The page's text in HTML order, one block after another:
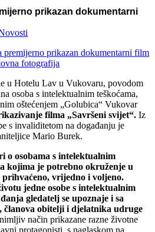
prikazan dokumentarni
u Hotelu Lav u Vukovaru, povodom
osoba s intelektualnim teškoćama,
oštećenjem „Golubica“ Vukovar
filma „Savršeni svijet“. Iz
s invaliditetom na događanju je
Mario Burek.
o osobama s intelektualnim
kojima je potrebno okruženje u
prihvaćeno, vrijedno i voljeno.
jedne osobe s intelektualnim
gledatelj se upoznaje i sa
obitelji i djelatnika udruge
način prikazane razne životne
protagonisti, s naglaskom na